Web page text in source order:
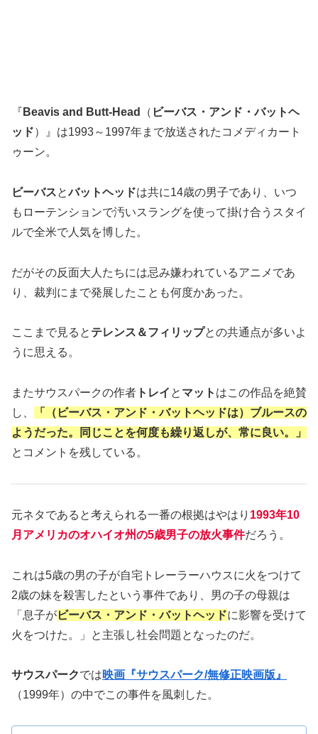
『 Beavis and Butt-Head （ ビーバス・アンド・バットヘ
ッド）』は1993～1997年まで放送されたコメディカート
ゥーン。
ビーバスとバットヘッドは共に14歳の男子であり、いつ
もローテンションで汚いスラングを使って掛け合うスタイ
ルで全米で人気を博した。
だがその反面大人たちには忌み嫌われているアニメであ
り、裁判にまで発展したことも何度かあった。
ここまで見ると テレンス＆フィリップとの共通点が多いよ
うに思える。
またサウスパークの作者 トレイ と マット はこの作品を絶賛
し、
「（ビーバス・アンド・バットヘッドは）ブルースの
ようだった。同じことを何度も繰り返しが、常に良い。」
とコメントを残している。
元ネタであると考えられる一番の根拠はやはり 1993年10
月アメリカのオハイオ州の5歳男子の放火事件だろう。
これは5歳の男の子が自宅トレーラーハウスに火をつけて
2歳の妹を殺害したという事件であり、男の子の母親は
「息子がビーバス・アンド・バットヘッドに影響を受けて
火をつけた。」と主張し社会問題となったのだ。
サウスパークでは映画『サウスパーク/無修正映画版』
（1999年）の中でこの事件を風刺した。